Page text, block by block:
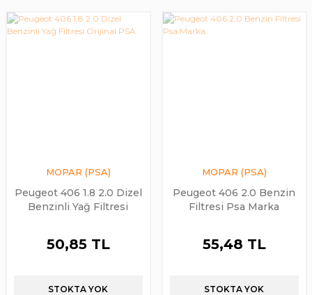
MOPAR (PSA)
Peugeot 406 1.8 2.0 Dizel
Benzinli Yağ Filtresi
50,85 TL
STOKTA YOK
MOPAR (PSA)
Peugeot 406 2.0 Benzin
Filtresi Psa Marka
55,48 TL
STOKTA YOK